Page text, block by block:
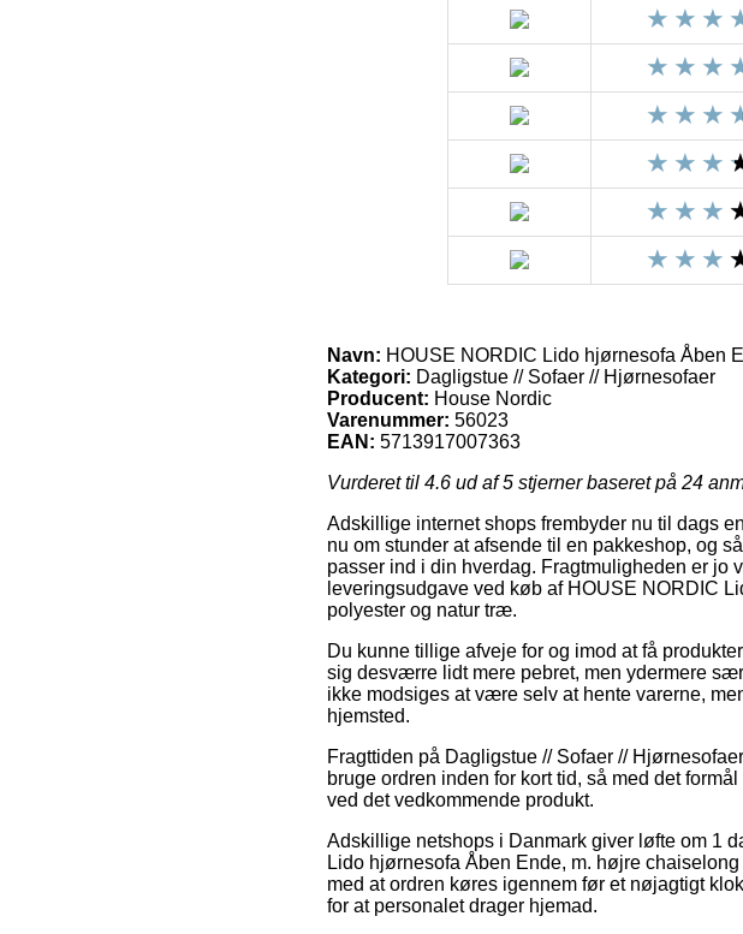
Navn: HOUSE NORDIC Lido hjørnesofa Åben
Kategori: Dagligstue // Sofaer // Hjørnesofaer
Producent: House Nordic
Varenummer: 56023
EAN: 5713917007363
Vurderet til 4.6 ud af 5 stjerner baseret på 24
Adskillige internet shops frembyder nu til dags
nu om stunder at afsende til en pakkeshop, og
passer ind i din hverdag. Fragtmuligheden er
leveringsudgave ved køb af HOUSE NORDIC
polyester og natur træ.
Du kunne tillige afveje for og imod at få
sig desværre lidt mere pebret, men ydermere
ikke modsiges at være selv at hente varerne,
hjemsted.
Fragttiden på Dagligstue // Sofaer //
bruge ordren inden for kort tid, så med det
ved det vedkommende produkt.
Adskillige netshops i Danmark giver løfte om 1
Lido hjørnesofa Åben Ende, m. højre
med at ordren køres igennem før et nøjagtigt
for at personalet drager hjemad.